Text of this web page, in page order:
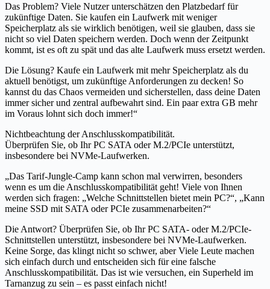
Das Problem? Viele Nutzer unterschätzen den Platzbedarf für
zukünftige Daten. Sie kaufen ein Laufwerk mit weniger
Speicherplatz als sie wirklich benötigen, weil sie glauben, dass sie
nicht so viel Daten speichern werden. Doch wenn der Zeitpunkt
kommt, ist es oft zu spät und das alte Laufwerk muss ersetzt werden.
Die Lösung? Kaufe ein Laufwerk mit mehr Speicherplatz als du
aktuell benötigst, um zukünftige Anforderungen zu decken! So
kannst du das Chaos vermeiden und sicherstellen, dass deine Daten
immer sicher und zentral aufbewahrt sind. Ein paar extra GB mehr
im Voraus lohnt sich doch immer!“
Nichtbeachtung der Anschlusskompatibilität.
Überprüfen Sie, ob Ihr PC SATA oder M.2/PCIe unterstützt,
insbesondere bei NVMe-Laufwerken.
„Das Tarif-Jungle-Camp kann schon mal verwirren, besonders
wenn es um die Anschlusskompatibilität geht! Viele von Ihnen
werden sich fragen: „Welche Schnittstellen bietet mein PC?“, „Kann
meine SSD mit SATA oder PCIe zusammenarbeiten?“
Die Antwort? Überprüfen Sie, ob Ihr PC SATA- oder M.2/PCIe-
Schnittstellen unterstützt, insbesondere bei NVMe-Laufwerken.
Keine Sorge, das klingt nicht so schwer, aber Viele Leute machen
sich einfach durch und entscheiden sich für eine falsche
Anschlusskompatibilität. Das ist wie versuchen, ein Superheld im
Tarnanzug zu sein – es passt einfach nicht!